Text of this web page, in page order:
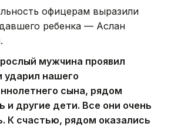
офицерам выразили
ребенка — Аслан
мужчина проявил
ударил нашего
сына, рядом
и другие дети. Все они очень
К счастью, рядом оказались